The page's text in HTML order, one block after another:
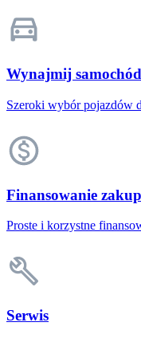
Wynajmij samochód
Szeroki wybór pojazdów
Finansowanie
Proste i korzystne
Serwis